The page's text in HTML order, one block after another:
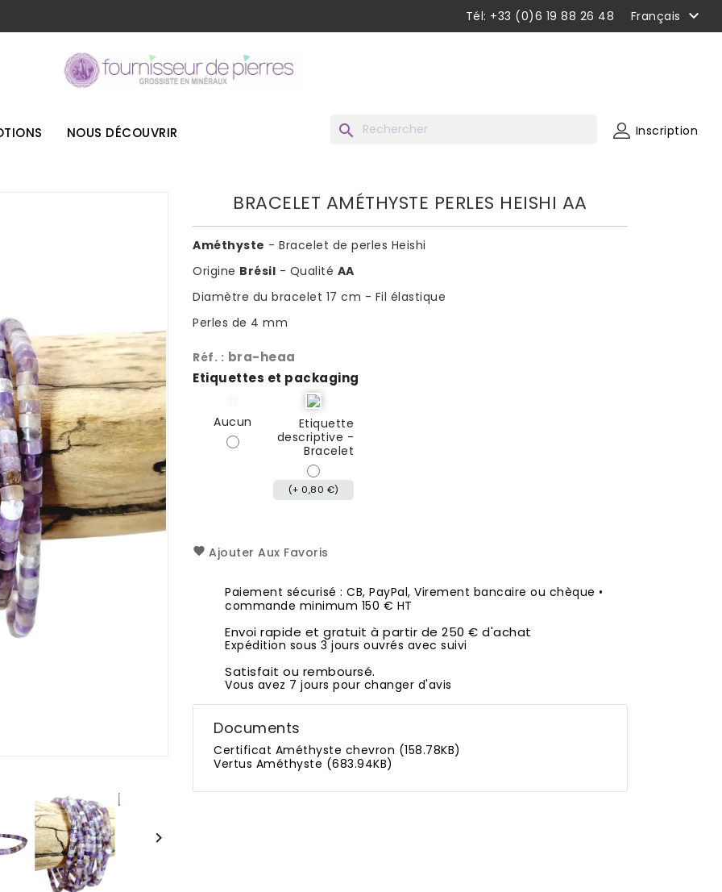
Tél: +33 (0)6 19 88 26 48 Français 
Inscription
NOUS DÉCOUVRIR search

BRACELET AMÉTHYSTE PERLES HEISHI AA
Améthyste - Bracelet de perles Heishi
Origine Brésil - Qualité AA
Diamètre du bracelet 17 cm - Fil élastique
Perles de 4 mm
Réf. : bra-heaa
Etiquettes et packaging
Aucun
Etiquette
descriptive -
Bracelet
(+ 0,80 €)
Ajouter Aux Favoris
Paiement sécurisé : CB, PayPal, Virement bancaire ou chèque •
commande minimum 150 € HT
Envoi rapide et gratuit à partir de 250 € d'achat
Expédition sous 3 jours ouvrés avec suivi
Satisfait ou remboursé.
Vous avez 7 jours pour changer d'avis
Documents
Certificat Améthyste chevron (158.78KB)
Vertus Améthyste (683.94KB)